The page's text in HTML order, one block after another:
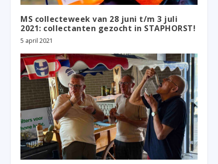
MS collecteweek van 28 juni t/m 3 juli
2021: collectanten gezocht in STAPHORST!
5 april 2021